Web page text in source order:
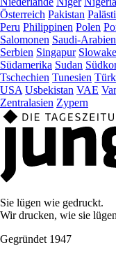
Österreich Pakistan
Peru Philippinen Polen
Salomonen Saudi-Arabien
Serbien Singapur
Südamerika Sudan
Tschechien Tunesien
USA Usbekistan VAE
Zentralasien Zypern
Sie lügen wie gedruckt.
Wir drucken, wie sie
Gegründet 1947